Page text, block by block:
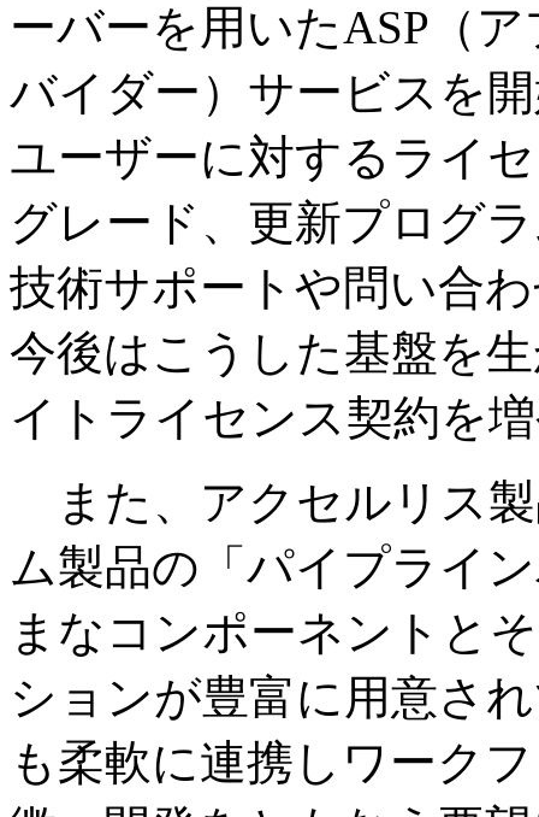
ーバーを用いたASP（
バイダー）サービスを
ユーザーに対するライ
グレード、更新プログ
技術サポートや問い合
今後はこうした基盤を
イトライセンス契約を
また、アクセルリス
ム製品の「パイプライ
まなコンポーネントと
ションが豊富に用意さ
も柔軟に連携しワーク